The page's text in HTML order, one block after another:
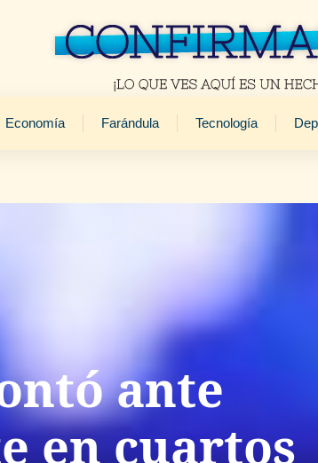
Economía Farándula Tecnología
ante
en cuartos